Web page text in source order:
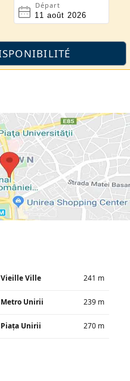
Départ
Vieille Ville 241 m
Metro Unirii 239 m
Piața Unirii 270 m